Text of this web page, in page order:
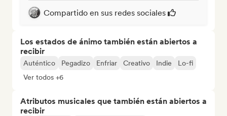
Compartido en sus redes sociales
Los estados de ánimo también están abiertos a
recibir
Auténtico Pegadizo Enfriar Creativo Indie
Lo-fi
Ver todos +6
Atributos musicales que también están abiertos a
recibir